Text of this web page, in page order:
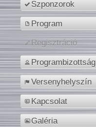
Szponzorok
Program
Regisztráció
Programbizottság
Versenyhelyszín
Kapcsolat
Galéria